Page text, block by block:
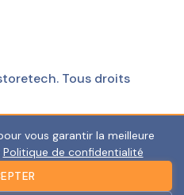
Tous droits
vous garantir la meilleure
Politique de confidentialité